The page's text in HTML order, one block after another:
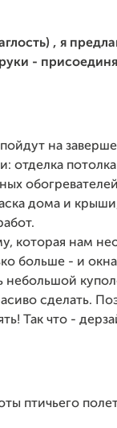
, я
-
на
отделка
дома и
которая нам
больше - и
небольшой
сделать.
Так что -
птичьего